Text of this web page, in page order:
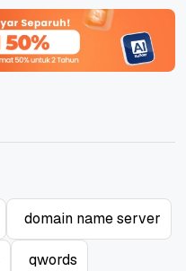
domain name server
qwords